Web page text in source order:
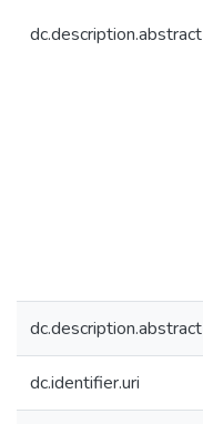
dc.description.abstract
dc.description.abstract
dc.identifier.uri